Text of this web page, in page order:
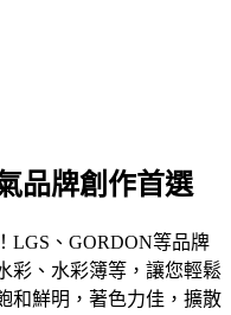
品牌創作首選
LGS、GORDON等品牌
彩、水彩簿等，讓您輕鬆
和鮮明，著色力佳，擴散